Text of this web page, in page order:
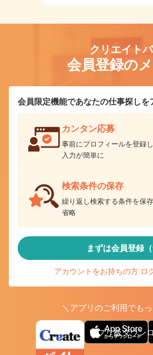
クリエイト
会員登録の
会員限定機能であなたの仕事探しを
カンタン応募
事前にプロフィールを登録
入力が簡単に
検索条件の保存
繰り返し検索する条件を保
省略
まずは会員登録（
アカウントをお持ちの方 ロ
＼アプリのご利用でも
アプリ版ダウン